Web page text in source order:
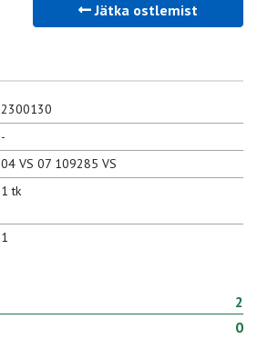
Jätka ostlemist
2300130
-
04 VS 07 109285 VS
1 tk
1
2
0